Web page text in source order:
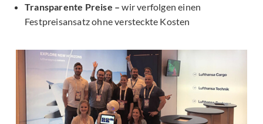
Transparente Preise – wir verfolgen einen
Festpreisansatz ohne versteckte Kosten